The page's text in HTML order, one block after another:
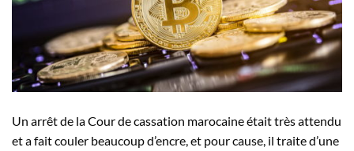
Un arrêt de la Cour de cassation marocaine était très attendu
et a fait couler beaucoup d’encre, et pour cause, il traite d’une